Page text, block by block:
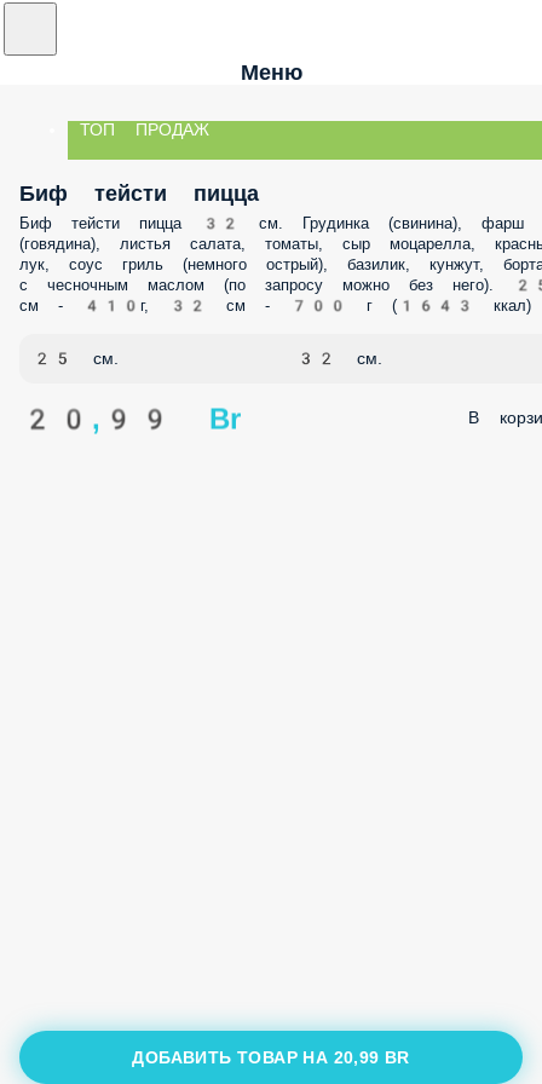
Меню
ТОП ПРОДАЖ
Биф тейсти пицца
Биф тейсти пицца 32 см. Грудинка (свинина), фарш
(говядина), листья салата, томаты, сыр моцарелла,
лук, соус гриль (немного острый), базилик, кунжут,
с чесночным маслом (по запросу можно без него).
см - 410г, 32 см - 700 г (1643 ккал)
25 см. 32 см.
20,99 Br В
ДОБАВИТЬ ТОВАР НА 20,99 BR